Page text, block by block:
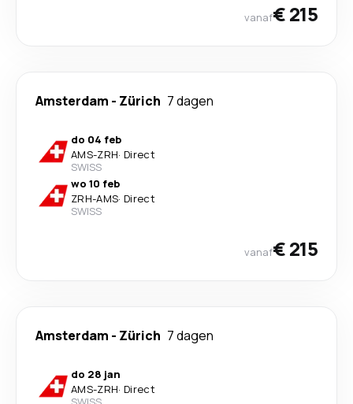
vanaf€ 215
Amsterdam - Zürich 7 dagen
do 04 feb
AMS-ZRH· Direct
SWISS
wo 10 feb
ZRH-AMS· Direct
SWISS
vanaf€ 215
Amsterdam - Zürich 7 dagen
do 28 jan
AMS-ZRH· Direct